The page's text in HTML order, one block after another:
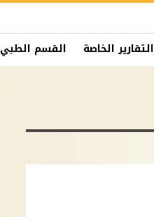
التقارير الخاصة القسم الطبي